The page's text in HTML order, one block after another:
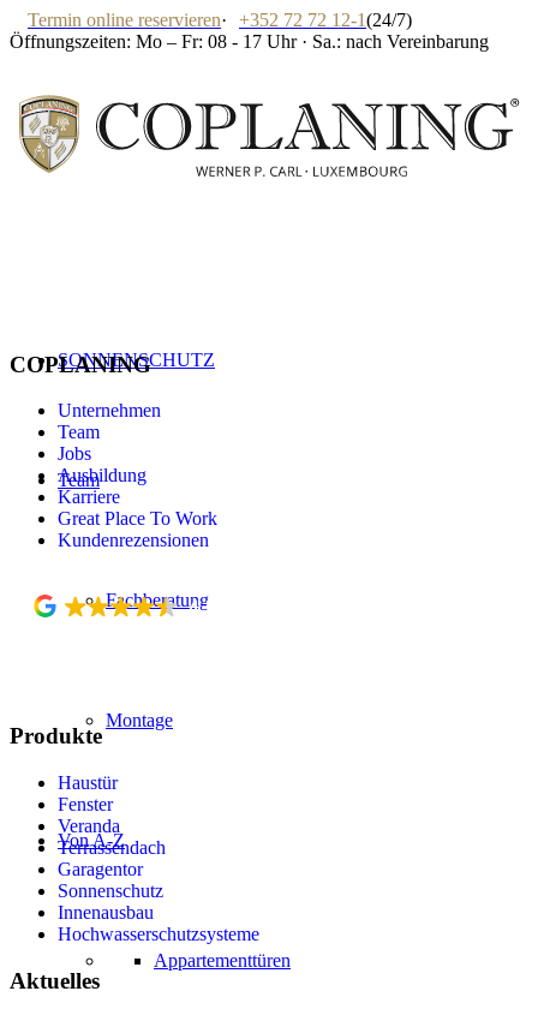
Termin online reservieren· +352 72 72 12-1(24/7)
Öffnungszeiten: Mo – Fr: 08 - 17 Uhr · Sa.: nach Vereinbarung
SONNENSCHUTZ
Team
Fachberatung
Montage
Von A-Z
Appartementtüren
COPLANING
Unternehmen
Team
Jobs
Ausbildung
Karriere
Great Place To Work
Kundenrezensionen
4.5
Produkte
Haustür
Fenster
Veranda
Terrassendach
Garagentor
Sonnenschutz
Innenausbau
Hochwasserschutzsysteme
Aktuelles